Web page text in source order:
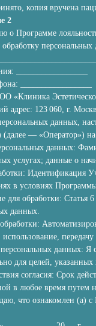
копия вручена
2
о Программе
обработку
_________________
_________________
«Клиника
адрес: 123 060, г.
данных,
(далее — «Оператор»)
данных:
услугах; данные о
Идентификация
в условиях
для обработки: Статья
данных.
использование,
данных: Я
для целей,
согласия: Срок
в любое время путем
что ознакомлен (а)